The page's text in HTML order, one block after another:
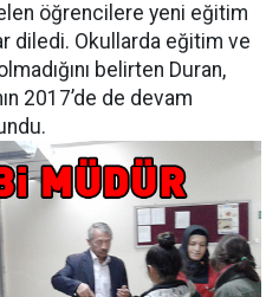
öğrencilere yeni eğitim
diledi. Okullarda eğitim ve
belirten Duran,
2017’de de devam